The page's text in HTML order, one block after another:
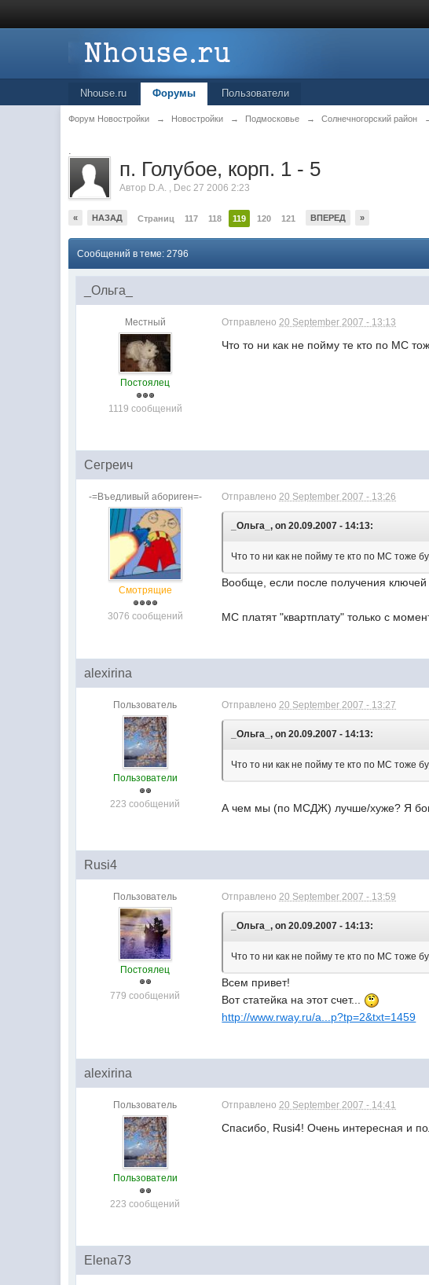
Nhouse.ru Форумы Пользователи
Форум Новостройки → Новостройки → Подмосковье → Солнечногорский район
.
п. Голубое, корп. 1 - 5
Автор D.A. , Dec 27 2006 2:23
« НАЗАД Страниц 117 118 119 120 121 ВПЕРЕД »
Сообщений в теме: 2796
_Ольга_
Местный
Постоялец
1119 сообщений
Отправлено20 September 2007 - 13:13
Что то ни как не пойму те кто по МС
Сегреич
-=Въедливый абориген=-
Смотрящие
3076 сообщений
Отправлено20 September 2007 - 13:26
_Ольга_, on 20.09.2007 - 14:13:
Что то ни как не пойму те кто по МС тоже
Вообще, если после получения ключей
МС платят "квартплату" только с
alexirina
Пользователь
Пользователи
223 сообщений
Отправлено20 September 2007 - 13:27
_Ольга_, on 20.09.2007 - 14:13:
Что то ни как не пойму те кто по МС тоже
А чем мы (по МСДЖ) лучше/хуже? Я
Rusi4
Пользователь
Постоялец
779 сообщений
Отправлено 20 September 2007 - 13:59
_Ольга_, on 20.09.2007 - 14:13:
Что то ни как не пойму те кто по МС тоже
Всем привет!
Вот статейка на этот счет...
http://www.rway.ru/a...p?tp=2&txt=1459
alexirina
Пользователь
Пользователи
223 сообщений
Отправлено20 September 2007 - 14:41
Спасибо, Rusi4! Очень интересная и
Elena73